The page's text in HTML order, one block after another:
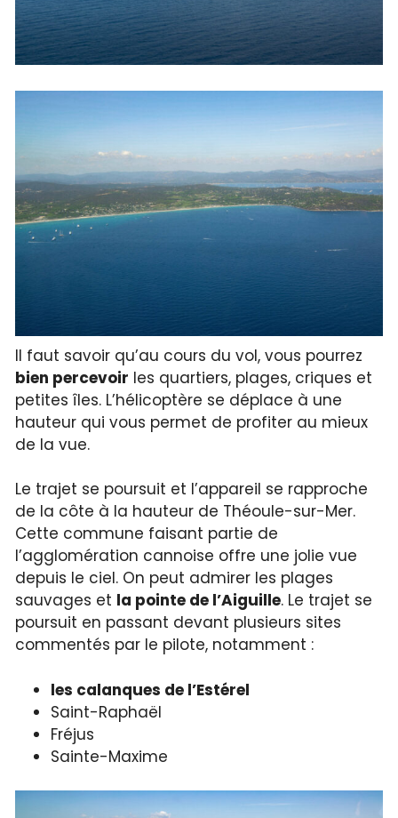
Il faut savoir qu’au cours du vol, vous pourrez
bien percevoir les quartiers, plages, criques et
petites îles. L’hélicoptère se déplace à une
hauteur qui vous permet de profiter au mieux
de la vue.
Le trajet se poursuit et l’appareil se rapproche
de la côte à la hauteur de Théoule-sur-Mer.
Cette commune faisant partie de
l’agglomération cannoise offre une jolie vue
depuis le ciel. On peut admirer les plages
sauvages et la pointe de l’Aiguille. Le trajet se
poursuit en passant devant plusieurs sites
commentés par le pilote, notamment :
les calanques de l’Estérel
Saint-Raphaël
Fréjus
Sainte-Maxime